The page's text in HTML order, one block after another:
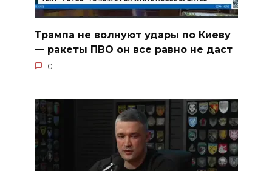
Трампа не волнуют удары по Киеву
— ракеты ПВО он все равно не даст
0